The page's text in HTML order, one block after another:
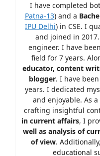
I have completed
Patna-13) and a
IPU Delhi) in CSE. I
and joined in
engineer. I have
field for 7 years.
educator, content
blogger. I have
years. I dedicated
and enjoyable. As
crafting insightful
in current affairs, I
well as analysis of
of view.
educational